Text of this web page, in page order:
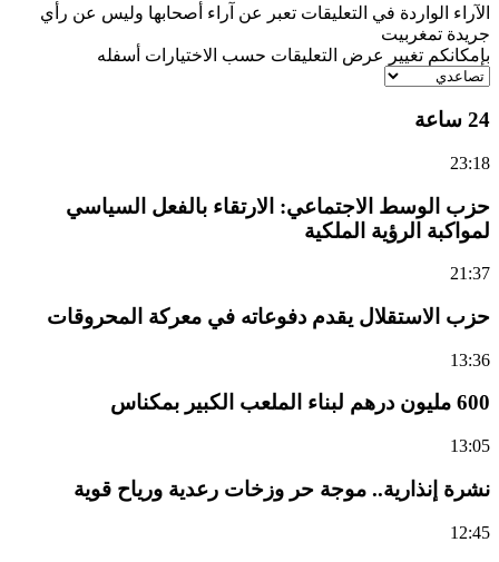
الآراء الواردة في التعليقات تعبر عن آراء أصحابها وليس عن رأي
جريدة تمغربيت
بإمكانكم تغيير عرض التعليقات حسب الاختيارات أسفله
24 ساعة
23:18
حزب الوسط الاجتماعي: الارتقاء بالفعل السياسي
لمواكبة الرؤية الملكية
21:37
حزب الاستقلال يقدم دفوعاته في معركة المحروقات
13:36
600 مليون درهم لبناء الملعب الكبير بمكناس
13:05
نشرة إنذارية.. موجة حر وزخات رعدية ورياح قوية
12:45